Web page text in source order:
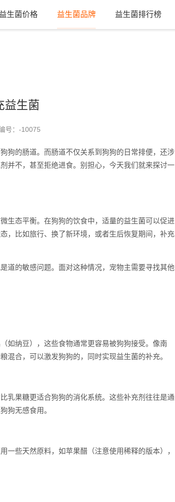
益生菌价格 益生菌品牌 益生菌排行榜
益生菌
号： -10075
狗的肠道。而肠道不仅关系到狗狗的日常排便，还涉
并不，甚至拒绝进食。别担心，今天我们就来探讨一
生态平衡。在狗狗的饮食中，适量的益生菌可以促进
，比如旅行、换了新环境，或者生后恢复期间，补充
道的敏感问题。面对这种情况，宠物主需要寻找其他
如纳豆），这些食物通常更容易被狗狗接受。像南
混合，可以激发狗狗的，同时实现益生菌的补充。
乳果糖更适合狗狗的消化系统。这些补充剂往往是通
狗无感食用。
一些天然原料，如苹果醋（注意使用稀释的版本），